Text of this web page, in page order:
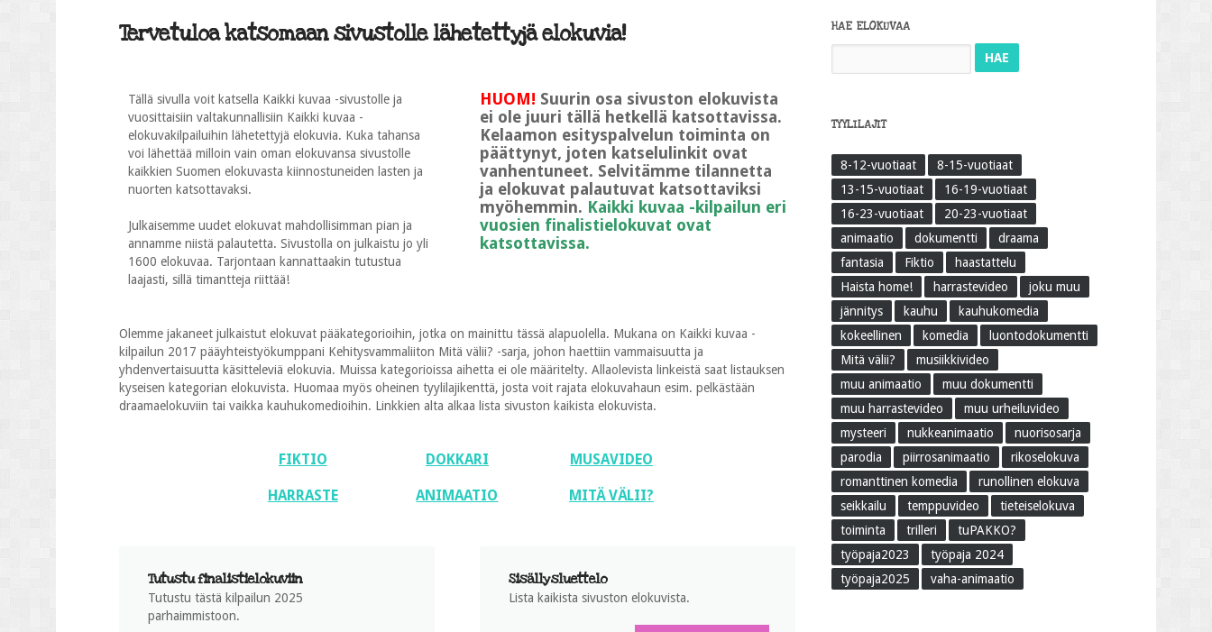
Tervetuloa katsomaan sivustolle lähetettyjä elokuvia!
Tällä sivulla voit katsella Kaikki kuvaa -sivustolle ja
vuosittaisiin valtakunnallisiin Kaikki kuvaa -
elokuvakilpailuihin lähetettyjä elokuvia. Kuka tahansa
voi lähettää milloin vain oman elokuvansa sivustolle
kaikkien Suomen elokuvasta kiinnostuneiden lasten ja
nuorten katsottavaksi.
Julkaisemme uudet elokuvat mahdollisimman pian ja
annamme niistä palautetta. Sivustolla on julkaistu jo yli
1600 elokuvaa. Tarjontaan kannattaakin tutustua
laajasti, sillä timantteja riittää!
HUOM! Suurin osa sivuston elokuvista
ei ole juuri tällä hetkellä katsottavissa.
Kelaamon esityspalvelun toiminta on
päättynyt, joten katselulinkit ovat
vanhentuneet. Selvitämme tilannetta
ja elokuvat palautuvat katsottaviksi
myöhemmin. Kaikki kuvaa -kilpailun eri
vuosien finalistielokuvat ovat
katsottavissa.
Olemme jakaneet julkaistut elokuvat pääkategorioihin, jotka on mainittu tässä alapuolella. Mukana on Kaikki kuvaa -
kilpailun 2017 pääyhteistyökumppani Kehitysvammaliiton Mitä välii? -sarja, johon haettiin vammaisuutta ja
yhdenvertaisuutta käsitteleviä elokuvia. Muissa kategorioissa aihetta ei ole määritelty. Allaolevista linkeistä saat listauksen
kyseisen kategorian elokuvista. Huomaa myös oheinen tyylilajikenttä, josta voit rajata elokuvahaun esim. pelkästään
draamaelokuviin tai vaikka kauhukomedioihin. Linkkien alta alkaa lista sivuston kaikista elokuvista.
FIKTIO
HARRASTE
DOKKARI
ANIMAATIO
MUSAVIDEO
MITÄ VÄLII?
Tutustu finalistielokuviin
Tutustu tästä kilpailun 2025
parhaimmistoon.
Sisällysluettelo
Lista kaikista sivuston elokuvista.
HAE ELOKUVAA
TYYLILAJIT
8-12-vuotiaat
8-15-vuotiaat
13-15-vuotiaat
16-19-vuotiaat
16-23-vuotiaat
20-23-vuotiaat
animaatio
dokumentti
draama
fantasia
Fiktio
haastattelu
Haista home!
harrastevideo
joku muu
jännitys
kauhu
kauhukomedia
kokeellinen
komedia
luontodokumentti
Mitä välii?
musiikkivideo
muu animaatio
muu dokumentti
muu harrastevideo
muu urheiluvideo
mysteeri
nukkeanimaatio
nuorisosarja
parodia
piirrosanimaatio
rikoselokuva
romanttinen komedia
runollinen elokuva
seikkailu
temppuvideo
tieteiselokuva
toiminta
trilleri
tuPAKKO?
työpaja2023
työpaja 2024
työpaja2025
vaha-animaatio